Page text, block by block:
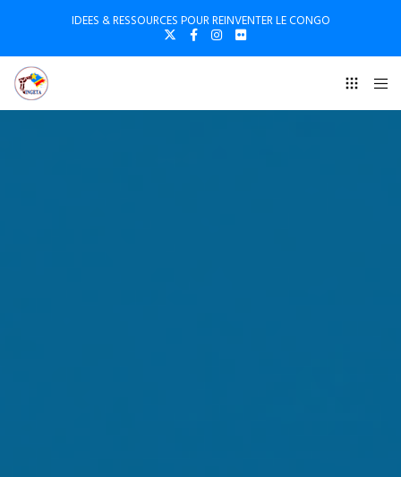
IDEES & RESSOURCES POUR REINVENTER LE CONGO